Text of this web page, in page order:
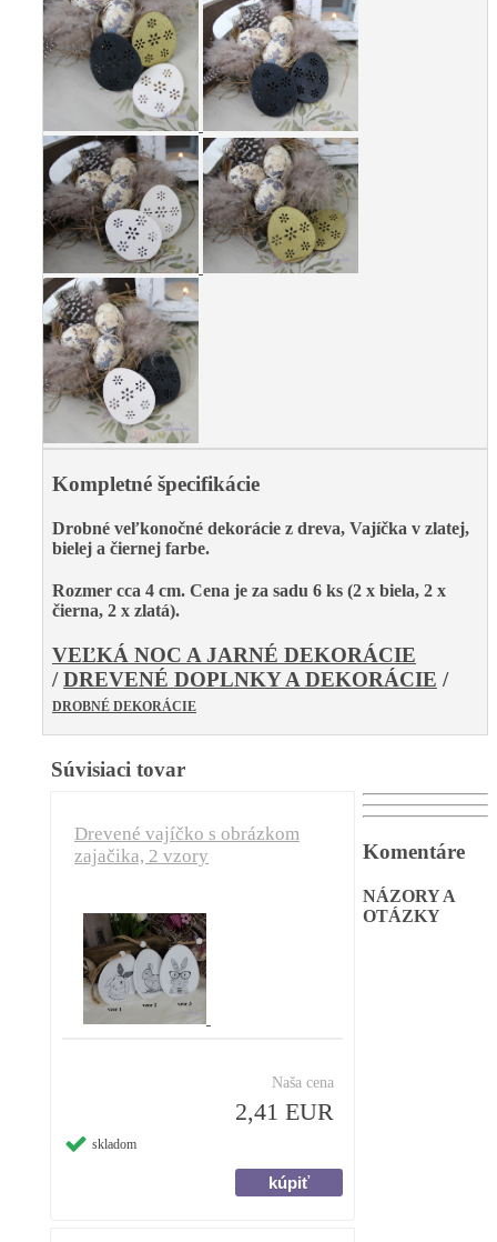
Kompletné špecifikácie
Drobné veľkonočné dekorácie z dreva, Vajíčka v zlatej,
bielej a čiernej farbe.
Rozmer cca 4 cm. Cena je za sadu 6 ks (2 x biela, 2 x
čierna, 2 x zlatá).
VEĽKÁ NOC A JARNÉ DEKORÁCIE
/DREVENÉ DOPLNKY A DEKORÁCIE /
DROBNÉ DEKORÁCIE
Súvisiaci tovar
Drevené vajíčko s obrázkom
zajačika, 2 vzory
Naša cena
2,41 EUR
skladom
Komentáre
NÁZORY A
OTÁZKY